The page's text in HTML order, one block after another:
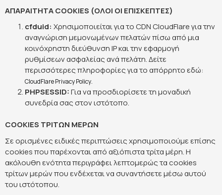
ΑΠΑΡΑΙΤΗΤΑ COOKIES (ΟΛΟΙ ΟΙ ΕΠΙΣΚΕΠΤΕΣ)
cfduid: Χρησιμοποιείται για το CDN CloudFlare για την
αναγνώριση μεμονωμένων πελατών πίσω από μια
κοινόχρηστη διεύθυνση IP και την εφαρμογή
ρυθμίσεων ασφαλείας ανά πελάτη. Δείτε
περισσότερες πληροφορίες για το απόρρητο εδώ:
CloudFlare Privacy Policy.
PHPSESSID:Για να προσδιορίσετε τη μοναδική
συνεδρία σας στον ιστότοπο.
COOKIES ΤΡΙΤΩΝ ΜΕΡΩΝ
Σε ορισμένες ειδικές περιπτώσεις χρησιμοποιούμε επίσης
cookies που παρέχονται από αξιόπιστα τρίτα μέρη. Η
ακόλουθη ενότητα περιγράφει λεπτομερώς τα cookies
τρίτων μερών που ενδέχεται να συναντήσετε μέσω αυτού
του ιστότοπου.